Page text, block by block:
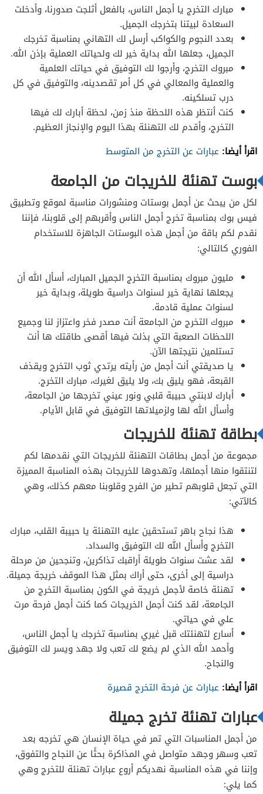
مبارك التخرج يا أجمل الناس، بالفعل أثلجت صدورنا، وأدخلت
السعادة لبيتنا بتخرجك الجميل.
بعدد النجوم والكواكب أرسل لك التهاني بمناسبة تخرجك
الجميل، جعلها الله بداية خير لك ولحياتك العملية بإذن الله.
مبروك التخرج، وأرجوا لك التوفيق في حياتك العلمية
والعملية والمعالي في كل أمر تقصدينه، والتوفيق في كل
درب تسلكينه.
كنت أنتظر هذه اللحظة منذ زمن، لحظة أبارك لك فيها
التخرج، وأقدم لك التهنئة بهذا اليوم والإنجاز العظيم.
اقرأ أيضا: عبارات عن التخرج من المتوسط
بوست تهنئة للخريجات من الجامعة
لكل من يبحث عن أجمل بوستات ومنشورات مناسبة لموقع وتطبيق
فيس بوك بمناسبة تخرج أجمل الناس وأقربهم إلى قلوبنا، فإننا
نقدم لكم باقة من أجمل هذه البوستات الجاهزة للاستخدام
الفوري كالتالي:
مليون مبروك بمناسبة التخرج الجميل المبارك، أسأل الله أن
يجعلها نهاية خير لسنوات دراسية طويلة، وبداية خير
لسنوات عملية قادمة.
مبروك التخرج من الجامعة أنت مصدر فخر واعتزاز لنا وجميع
اللحظات الصعبة التي بذلت فيها أقصى طاقتك ها أنت
تستلمين نتيجتها الآن.
يا صديقتي أنت أجمل من رأيته يرتدي ثوب التخرج ويقذف
القبعة، فهو يليق بك، ولا يليق لغيرك، مبارك التخرج.
أبارك لابنتي حبيبة قلبي ونور عيني تخرجها من الجامعة،
وأسأل الله لها ولزميلاتها التوفيق في قابل الأيام.
بطاقة تهنئة للخريجات
مجموعة من أجمل بطاقات التهنئة للخريجات التي نقدمها لكم
لتنتقوا منها أجملها، وتهدوها للخريجات بهذه المناسبة المميزة
التي تجعل قلوبهم تطير من الفرح وقلوبنا معهم كذلك، وهي
كالآتي:
هذا نجاح باهر تستحقين عليه التهنئة يا حبيبة القلب، مبارك
التخرج وأسأل الله لك التوفيق والسداد.
لقد عشت سنوات طويلة أراقبك تذاكرين، وتنجحين من مرحلة
دراسية إلى أخرى، حتى أراك بمثل هذا الموقف خريجة جميلة.
تهنئة خاصة لأجمل خريجة في الكون بمناسبة التخرج من
الجامعة، لقد كنت أجمل الخريجات كما كنت أجمل فرحة مرت
علي في حياتي.
أسارع لتهنئتك قبل غيري بمناسبة تخرجك يا أجمل الناس،
وأحمد الله الذي لم يضع لك تعب ولا جهد ويسر لك التوفيق
والنجاح.
اقرأ أيضا: عبارات عن فرحة التخرج قصيرة
عبارات تهنئة تخرج جميلة
من أجمل المناسبات التي تمر في حياة الإنسان هي تخرجه بعد
تعب وسهر وجهد متواصل في المذاكرة بحثًا عن النجاح والتفوق،
وإننا في هذه المناسبة نهديكم أروع عبارات تهنئة للتخرج وهي
كما يلي: